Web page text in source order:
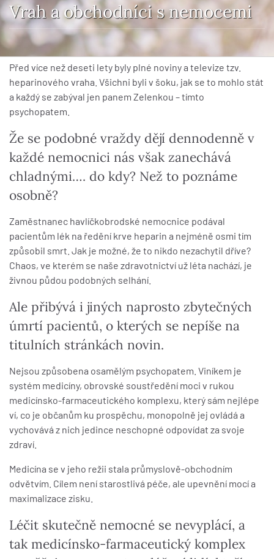
Vrah a obchodníci s nemocemi
Před více než deseti lety byly plné noviny a televize tzv.
heparinového vraha. Všichni byli v šoku, jak se to mohlo stát
a každý se zabýval jen panem Zelenkou – tímto
psychopatem.
Že se podobné vraždy dějí dennodenně v
každé nemocnici nás však zanechává
chladnými…. do kdy? Než to poznáme
osobně?
Zaměstnanec havlíčkobrodské nemocnice podával
pacientům lék na ředění krve heparin a nejméně osmi tím
způsobil smrt. Jak je možné, že to nikdo nezachytil dříve?
Chaos, ve kterém se naše zdravotnictví už léta nachází, je
živnou půdou podobných selhání.
Ale přibývá i jiných naprosto zbytečných
úmrtí pacientů, o kterých se nepíše na
titulních stránkách novin.
Nejsou způsobena osamělým psychopatem. Viníkem je
systém medicíny, obrovské soustředění moci v rukou
medicínsko-farmaceutického komplexu, který sám nejlépe
ví, co je občanům ku prospěchu, monopolně jej ovládá a
vychovává z nich jedince neschopné odpovídat za svoje
zdraví.
Medicína se v jeho režii stala průmyslově-obchodním
odvětvím. Cílem není starostlivá péče, ale upevnění mocí a
maximalizace zisku.
Léčit skutečně nemocné se nevyplácí, a
tak medicínsko-farmaceutický komplex